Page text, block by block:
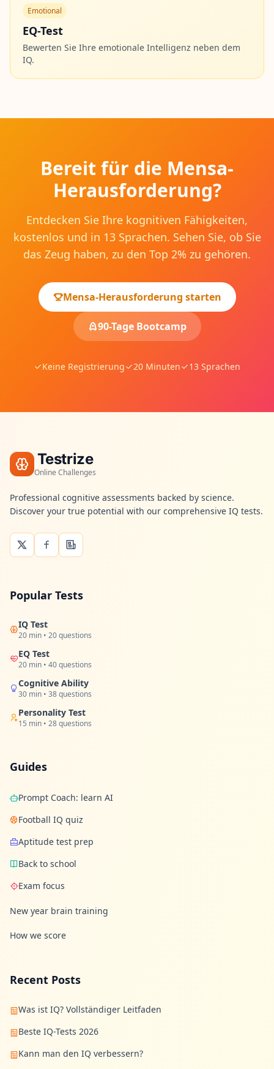
Emotional
EQ-Test
Bewerten Sie Ihre emotionale Intelligenz neben dem
IQ.
Bereit für die Mensa-
Herausforderung?
Entdecken Sie Ihre kognitiven Fähigkeiten,
kostenlos und in 13 Sprachen. Sehen Sie, ob Sie
das Zeug haben, zu den Top 2% zu gehören.
Mensa-Herausforderung starten
90-Tage Bootcamp
Keine Registrierung 20 Minuten 13 Sprachen
Testrize
Online Challenges
Professional cognitive assessments backed by science.
Discover your true potential with our comprehensive IQ tests.
Popular Tests
IQ Test
20 min • 20 questions
EQ Test
20 min • 40 questions
Cognitive Ability
30 min • 38 questions
Personality Test
15 min • 28 questions
Guides
Prompt Coach: learn AI
Football IQ quiz
Aptitude test prep
Back to school
Exam focus
New year brain training
How we score
Recent Posts
Was ist IQ? Vollständiger Leitfaden
Beste IQ-Tests 2026
Kann man den IQ verbessern?